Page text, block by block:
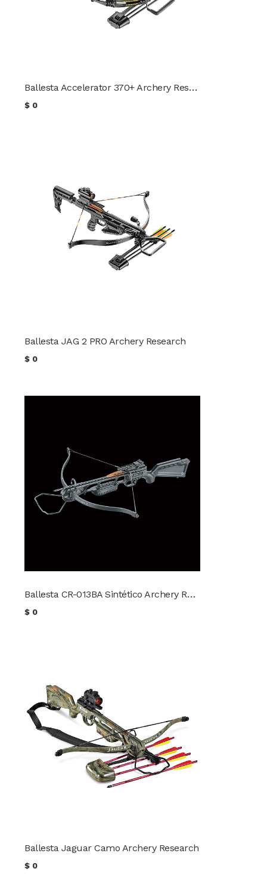
Ballesta Accelerator 370+ Archery Research
$ 0
Ballesta JAG 2 PRO Archery Research
$ 0
Ballesta CR-013BA Sintético Archery Research
$ 0
Ballesta Jaguar Camo Archery Research
$ 0